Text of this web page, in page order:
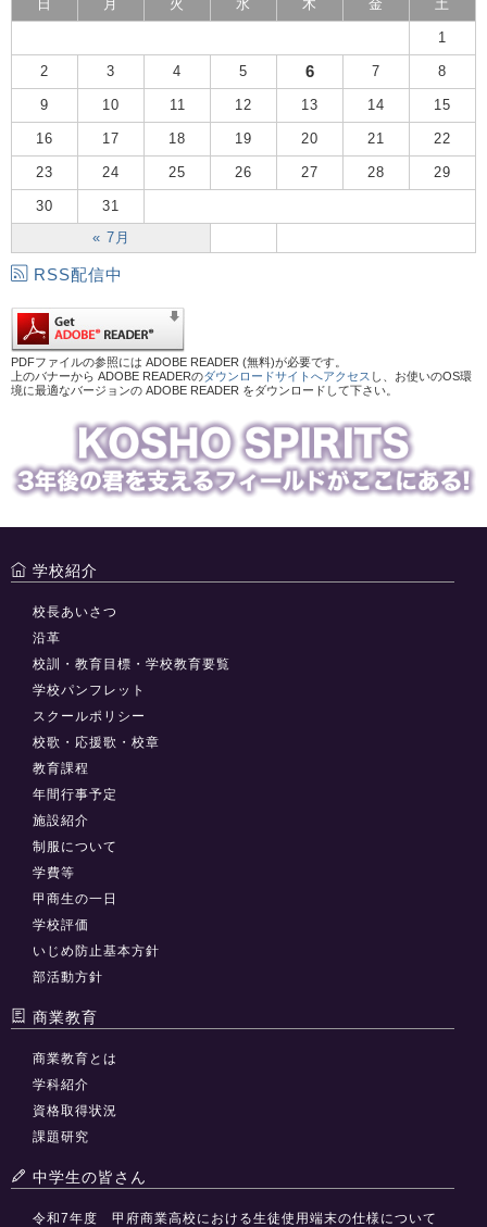
日 月 火 水 木 金 土
« 7月
1
2 3 4 5 6 7 8
9 10 11 12 13 14 15
16 17 18 19 20 21 22
23 24 25 26 27 28 29
30 31
RSS配信中
PDFファイルの参照には ADOBE READER (無料)が必要です。
上のバナーから ADOBE READERのダウンロードサイトへアクセス し、お使いのOS環
境に最適なバージョンの ADOBE READER をダウンロードして下さい。
学校紹介
校長あいさつ
沿革
校訓・教育目標・学校教育要覧
学校パンフレット
スクールポリシー
校歌・応援歌・校章
教育課程
年間行事予定
施設紹介
制服について
学費等
甲商生の一日
学校評価
いじめ防止基本方針
部活動方針
商業教育
商業教育とは
学科紹介
資格取得状況
課題研究
中学生の皆さん
令和7年度 甲府商業高校における生徒使用端末の仕様について